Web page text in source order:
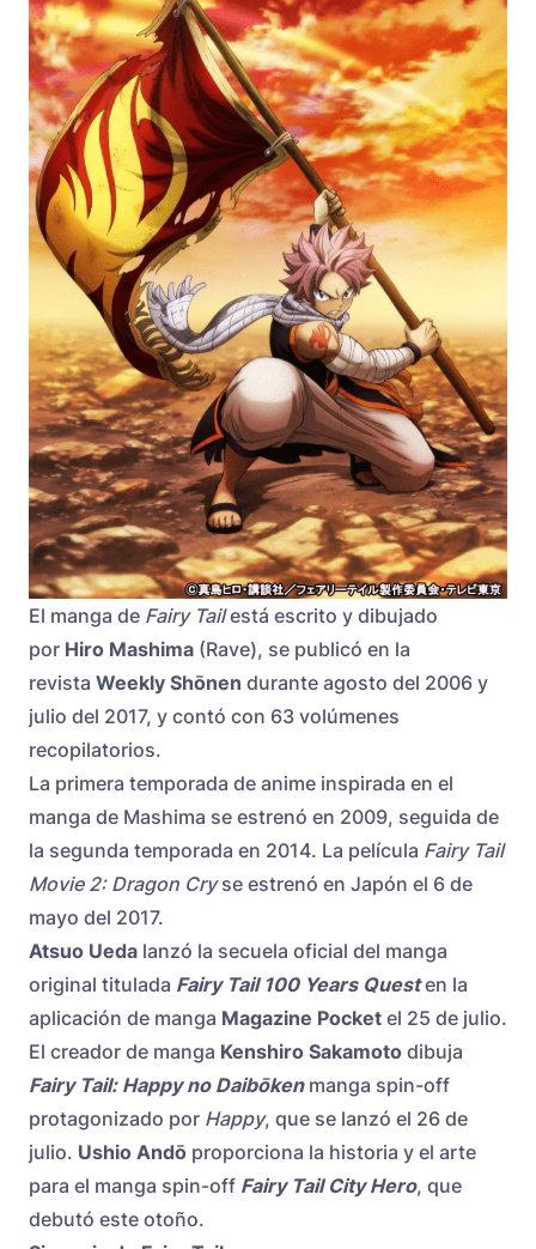
El manga de Fairy Tailestá escrito y dibujado
por Hiro Mashima (Rave), se publicó en la
revista Weekly Shōnen durante agosto del 2006 y
julio del 2017, y contó con 63 volúmenes
recopilatorios.
La primera temporada de anime inspirada en el
manga de Mashima se estrenó en 2009, seguida de
la segunda temporada en 2014. La película Fairy Tail
Movie 2: Dragon Cryse estrenó en Japón el 6 de
mayo del 2017.
Atsuo Ueda lanzó la secuela oficial del manga
original titulada Fairy Tail 100 Years Quest en la
aplicación de manga Magazine Pocket el 25 de julio.
El creador de manga Kenshiro Sakamoto dibuja
Fairy Tail: Happy no Daibōkenmanga spin-off
protagonizado por Happy, que se lanzó el 26 de
julio. Ushio Andō proporciona la historia y el arte
para el manga spin-off Fairy Tail City Hero, que
debutó este otoño.